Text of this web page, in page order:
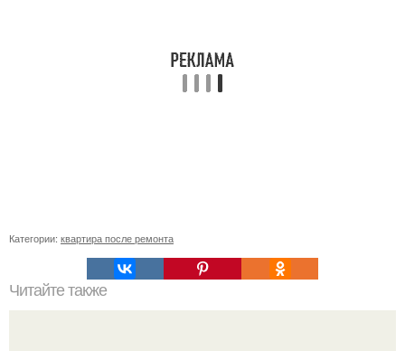
Категории: квартира после ремонта
Читайте также